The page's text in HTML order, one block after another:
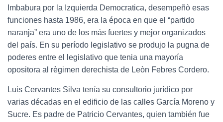
Imbabura por la Izquierda Democratica, desempeñò esas
funciones hasta 1986, era la época en que el “partido
naranja” era uno de los más fuertes y mejor organizados
del país. En su período legislativo se produjo la pugna de
poderes entre el legislativo que tenia una mayoría
opositora al règimen derechista de Leòn Febres Cordero.
Luis Cervantes Silva tenía su consultorio jurídico por
varias décadas en el edificio de las calles García Moreno y
Sucre. Es padre de Patricio Cervantes, quien también fue